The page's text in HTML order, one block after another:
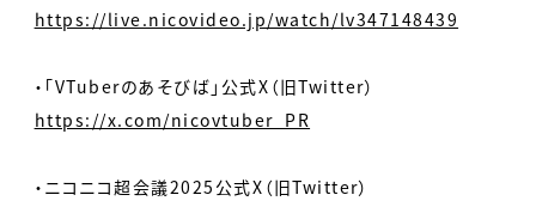
https://live.nicovideo.jp/watch/lv347148439
・「VTuberのあそびば」公式X（旧Twitter）
https://x.com/nicovtuber_PR
・ニコニコ超会議2025公式X（旧Twitter）